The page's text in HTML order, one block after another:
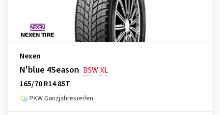
Nexen
N'blue 4Season BSWXL
165/70 R14 85T
PKW Ganzjahresreifen